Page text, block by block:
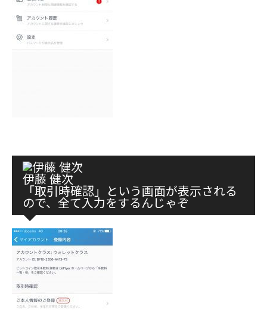
伊藤 健次
「取引時確認」という画面が表示される
ので、全て入力をするんじゃぞ